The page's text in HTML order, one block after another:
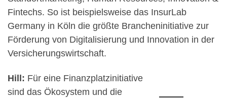
Fintechs. So ist beispielsweise das InsurLab
Germany in Köln die größte Brancheninitiative zur
Förderung von Digitalisierung und Innovation in der
Versicherungswirtschaft.
Hill: Für eine Finanzplatzinitiative
sind das Ökosystem und die